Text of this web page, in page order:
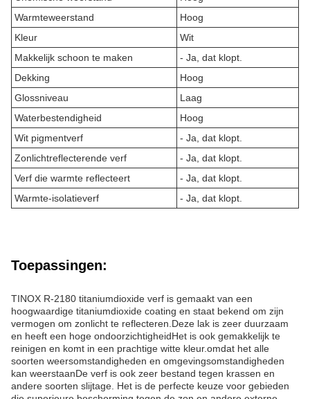
Warmteweerstand
Hoog
Kleur
Wit
Makkelijk schoon te maken
- Ja, dat klopt.
Dekking
Hoog
Glossniveau
Laag
Waterbestendigheid
Hoog
Wit pigmentverf
- Ja, dat klopt.
Zonlichtreflecterende verf
- Ja, dat klopt.
Verf die warmte reflecteert
- Ja, dat klopt.
Warmte-isolatieverf
- Ja, dat klopt.
Toepassingen:
TINOX R-2180 titaniumdioxide verf is gemaakt van een
hoogwaardige titaniumdioxide coating en staat bekend om zijn
vermogen om zonlicht te reflecteren.Deze lak is zeer duurzaam
en heeft een hoge ondoorzichtigheidHet is ook gemakkelijk te
reinigen en komt in een prachtige witte kleur.omdat het alle
soorten weersomstandigheden en omgevingsomstandigheden
kan weerstaanDe verf is ook zeer bestand tegen krassen en
andere soorten slijtage. Het is de perfecte keuze voor gebieden